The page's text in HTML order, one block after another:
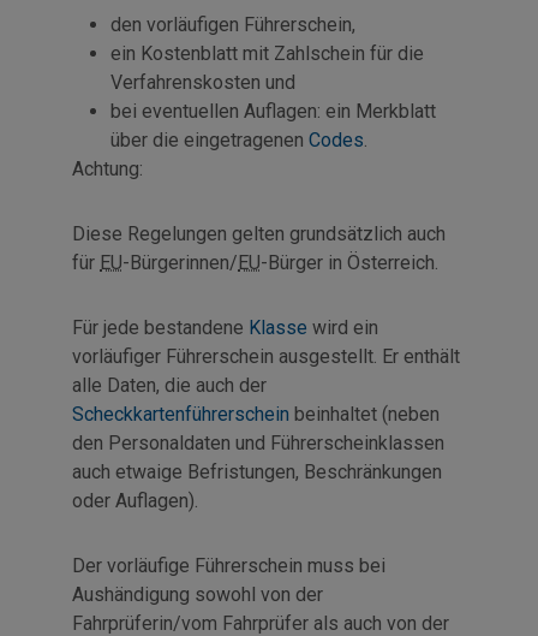
den vorläufigen Führerschein,
ein Kostenblatt mit Zahlschein für die
Verfahrenskosten und
bei eventuellen Auflagen: ein Merkblatt
über die eingetragenen Codes.
Achtung:
Diese Regelungen gelten grundsätzlich auch
für EU-Bürgerinnen/EU-Bürger in Österreich.
Für jede bestandene Klasse wird ein
vorläufiger Führerschein ausgestellt. Er enthält
alle Daten, die auch der
Scheckkartenführerschein beinhaltet (neben
den Personaldaten und Führerscheinklassen
auch etwaige Befristungen, Beschränkungen
oder Auflagen).
Der vorläufige Führerschein muss bei
Aushändigung sowohl von der
Fahrprüferin/vom Fahrprüfer als auch von der